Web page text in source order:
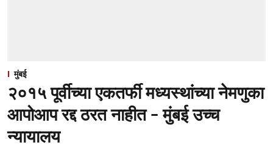
मुंबई
२०१५ पूर्वीच्या एकतर्फी मध्यस्थांच्या नेमणुका
आपोआप रद्द ठरत नाहीत - मुंबई उच्च
न्यायालय